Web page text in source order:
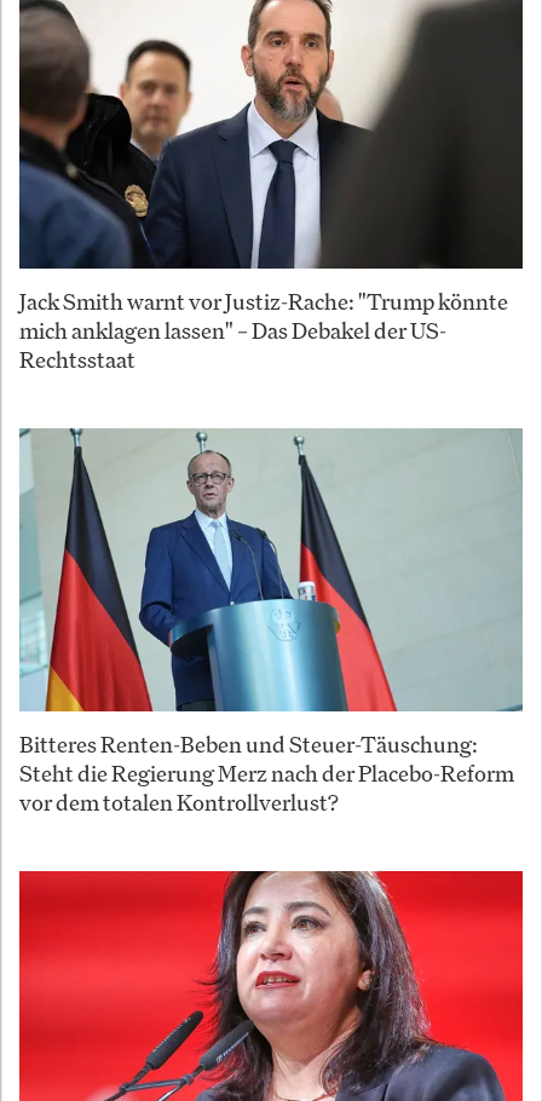
Jack Smith warnt vor Justiz-Rache: "Trump könnte
mich anklagen lassen" – Das Debakel der US-
Rechtsstaat
Bitteres Renten-Beben und Steuer-Täuschung:
Steht die Regierung Merz nach der Placebo-Reform
vor dem totalen Kontrollverlust?